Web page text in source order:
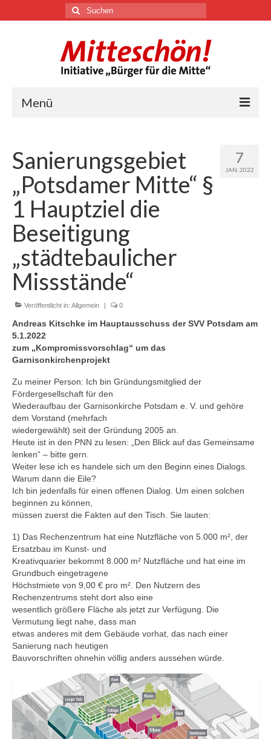
Suchen
nach:
Menü
Über uns
Themen
Youtube
Links
Blog
Kontakt
7
JAN. 2022
Sanierungsgebiet
„Potsdamer Mitte“ §
1 Hauptziel die
Beseitigung
„städtebaulicher
Missstände“
Veröffentlicht in: Allgemein | 0
Andreas Kitschke im Hauptausschuss der SVV Potsdam am
5.1.2022
zum „Kompromissvorschlag“ um das
Garnisonkirchenprojekt
Zu meiner Person: Ich bin Gründungsmitglied der
Fördergesellschaft für den
Wiederaufbau der Garnisonkirche Potsdam e. V. und gehöre
dem Vorstand (mehrfach
wiedergewählt) seit der Gründung 2005 an.
Heute ist in den PNN zu lesen: „Den Blick auf das Gemeinsame
lenken“ – bitte gern.
Weiter lese ich es handele sich um den Beginn eines Dialogs.
Warum dann die Eile?
Ich bin jedenfalls für einen offenen Dialog. Um einen solchen
beginnen zu können,
müssen zuerst die Fakten auf den Tisch. Sie lauten:
1) Das Rechenzentrum hat eine Nutzfläche von 5.000 m², der
Ersatzbau im Kunst- und
Kreativquarier bekommt 8.000 m² Nutzfläche und hat eine im
Grundbuch eingetragene
Höchstmiete von 9,00 € pro m². Den Nutzern des
Rechenzentrums steht dort also eine
wesentlich größere Fläche als jetzt zur Verfügung. Die
Vermutung liegt nahe, dass man
etwas anderes mit dem Gebäude vorhat, das nach einer
Sanierung nach heutigen
Bauvorschriften ohnehin völlig anders aussehen würde.